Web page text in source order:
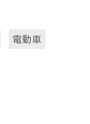
電動車